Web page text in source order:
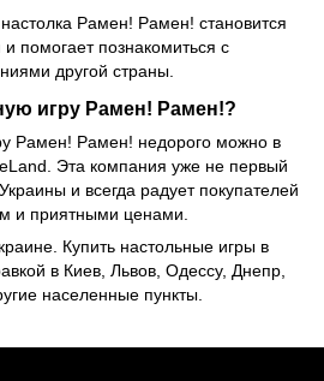
Рамен! Рамен! становится
помогает познакомиться с
другой страны.
игру Рамен! Рамен!?
Рамен! Рамен! недорого можно в
Эта компания уже не первый
и всегда радует покупателей
и приятными ценами.
Купить настольные игры в
в Киев, Львов, Одессу, Днепр,
населенные пункты.